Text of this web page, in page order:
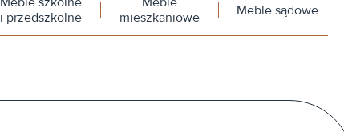
i przedszkolne
mieszkaniowe
Meble sądowe